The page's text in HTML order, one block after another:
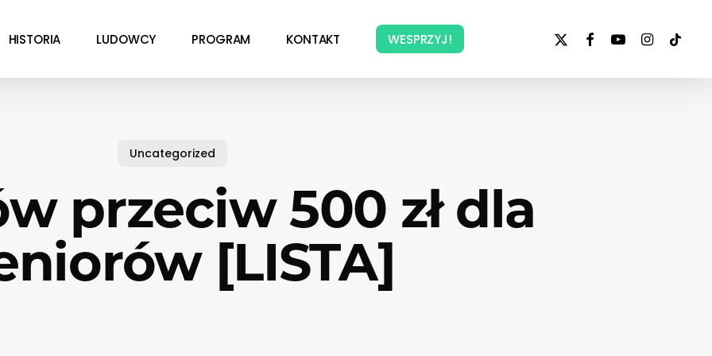
HISTORIA LUDOWCY PROGRAM KONTAKT WESPRZYJ!
x-
facebookyoutubeinstagram
tiktok
Uncategorized
przeciw 500 zł dla
[LISTA]